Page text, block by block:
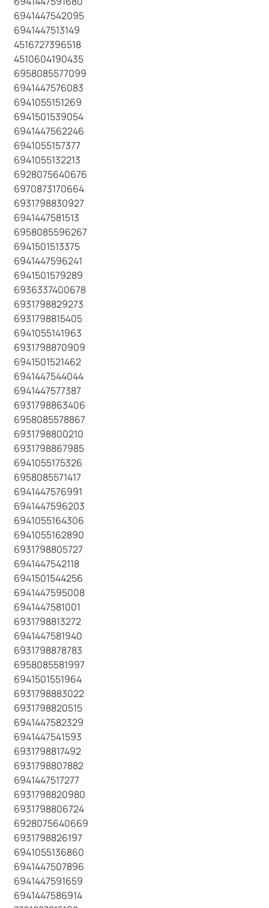
6941447542095
6941447513149
4516727396518
4510604190435
6958085577099
6941447576083
6941055151269
6941501539054
6941447562246
6941055157377
6941055132213
6928075640676
6970873170664
6931798830927
6941447581513
6958085596267
6941501513375
6941447596241
6941501579289
6936337400678
6931798829273
6931798815405
6941055141963
6931798870909
6941501521462
6941447544044
6941447577387
6931798863406
6958085578867
6931798800210
6931798867985
6941055175326
6958085571417
6941447576991
6941447596203
6941055164306
6941055162890
6931798805727
6941447542118
6941501544256
6941447595008
6941447581001
6931798813272
6941447581940
6931798878783
6958085581997
6941501551964
6931798883022
6931798820515
6941447582329
6941447541593
6931798817492
6931798807882
6941447517277
6931798820980
6931798806724
6928075640669
6931798826197
6941055136860
6941447507896
6941447591659
6941447586914